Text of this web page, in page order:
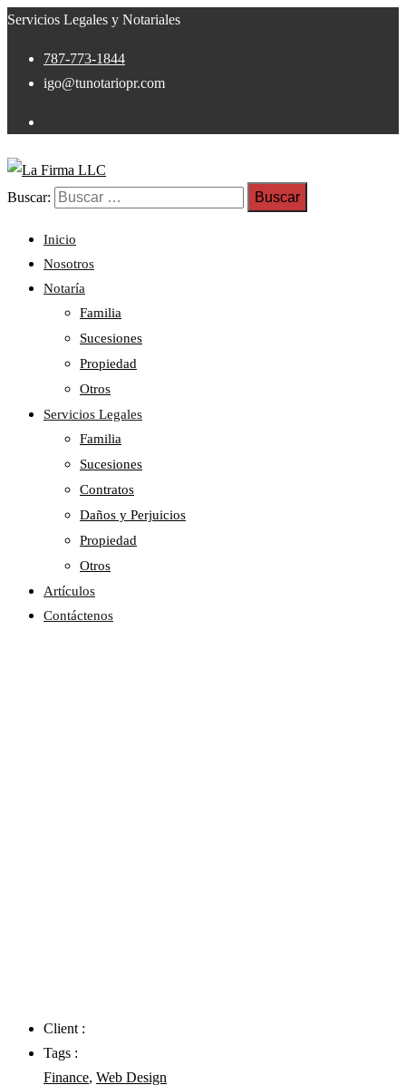
Servicios Legales y Notariales
787-773-1844
igo@tunotariopr.com
Buscar:
Inicio
Nosotros
Notaría
Familia
Sucesiones
Propiedad
Otros
Servicios Legales
Familia
Sucesiones
Contratos
Daños y Perjuicios
Propiedad
Otros
Artículos
Contáctenos
Client :
Tags :
Finance, Web Design